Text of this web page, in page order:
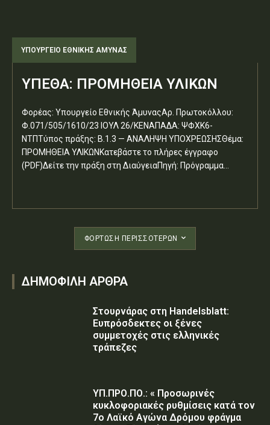
ΥΠΟΥΡΓΕΊΟ ΕΘΝΙΚΉΣ ΆΜΥΝΑΣ
ΥΠΕΘΑ: ΠΡΟΜΗΘΕΙΑ ΥΛΙΚΩΝ
Φορέας: Υπουργείο Εθνικής ΆμυναςΑρ. Πρωτοκόλλου:
Φ.071/505/1610/23 ΙΟΥΛ 26/ΚΕΝΑΠΑΔΑ: ΨΦΧΚ6-
ΝΤΠΤύπος πράξης: Β.1.3 — ΑΝΑΛΗΨΗ ΥΠΟΧΡΕΩΣΗΣΘέμα:
ΠΡΟΜΗΘΕΙΑ ΥΛΙΚΩΝΚατεβάστε το πλήρες έγγραφο
(PDF)Δείτε την πράξη στη ΔιαύγειαΠηγή: Πρόγραμμα...
ΦΌΡΤΩΣΗ ΠΕΡΙΣΣΟΤΈΡΩΝ
ΔΗΜΟΦΙΛΗ ΑΡΘΡΑ
Στουρνάρας στη Handelsblatt:
Ευπρόσδεκτες οι ξένες
συμμετοχές στις ελληνικές
τράπεζες
ΥΠ.ΠΡΟ.ΠΟ.: « Προσωρινές
κυκλοφοριακές ρυθμίσεις κατά τον
7ο Λαϊκό Αγώνα Δρόμου φράγμα